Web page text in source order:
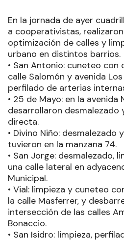
En la jornada de ayer
a cooperativistas,
optimización de calles y
urbano en distintos barrios.
• San Antonio: cuneteo
calle Salomón y avenida
perfilado de arterias
• 25 de Mayo: en la avenida
desarrollaron desmalezado
directa.
• Divino Niño: desmalezado
tuvieron en la manzana 74.
• San Jorge: desmalezado,
una calle lateral en
Municipal.
• Vial: limpieza y cuneteo
la calle Masferrer, y
intersección de las calles
Bonaccio.
• San Isidro: limpieza,